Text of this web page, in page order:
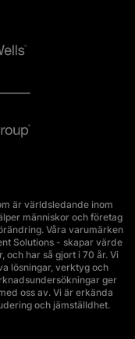
är världsledande inom
människor och företag
Våra varumärken
Solutions - skapar värde
har så gjort i 70 år. Vi
lösningar, verktyg och
ger
oss av. Vi är erkända
och jämställdhet.